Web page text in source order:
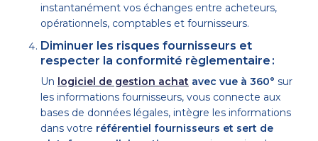
instantanément vos échanges entre acheteurs,
opérationnels, comptables et fournisseurs.
Diminuer les risques fournisseurs et
respecter la conformité règlementaire :
Un logiciel de gestion achat avec vue à 360° sur
les informations fournisseurs, vous connecte aux
bases de données légales, intègre les informations
dans votre référentiel fournisseurs et sert de